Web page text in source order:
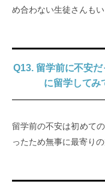
め合わない生徒さんもい
Q13. 留学前に不安
に留学してみ
留学前の不安は初めて
ったため無事に最寄り